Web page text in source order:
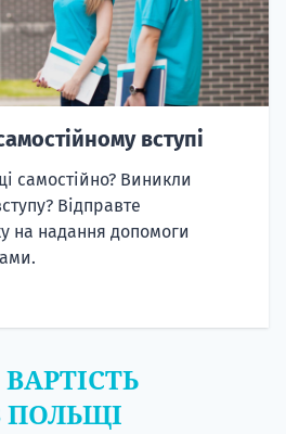
вступі
самостійно? Виникли
Відправте
на надання допомоги